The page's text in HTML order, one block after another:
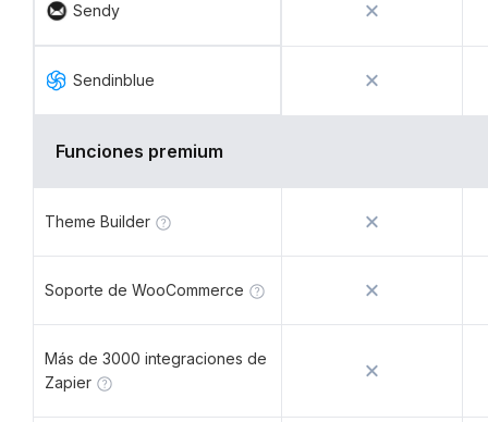
Sendy
Sendinblue
Funciones premium
Theme Builder
Soporte de WooCommerce
Más de 3000 integraciones de
Zapier